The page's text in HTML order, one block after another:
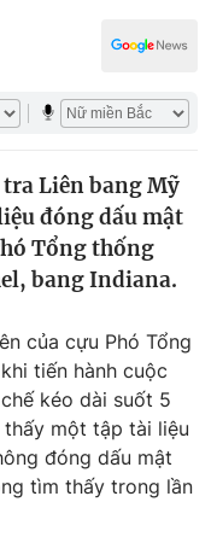
Liên bang Mỹ
đóng dấu mật
Tổng thống
bang Indiana.
của cựu Phó Tổng
tiến hành cuộc
kéo dài suốt 5
một tập tài liệu
đóng dấu mật
tìm thấy trong lần